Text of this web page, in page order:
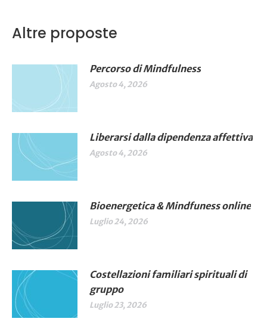
Altre proposte
Percorso di Mindfulness
Agosto 4, 2026
Liberarsi dalla dipendenza affettiva
Agosto 4, 2026
Bioenergetica & Mindfuness online
Luglio 24, 2026
Costellazioni familiari spirituali di
gruppo
Luglio 23, 2026